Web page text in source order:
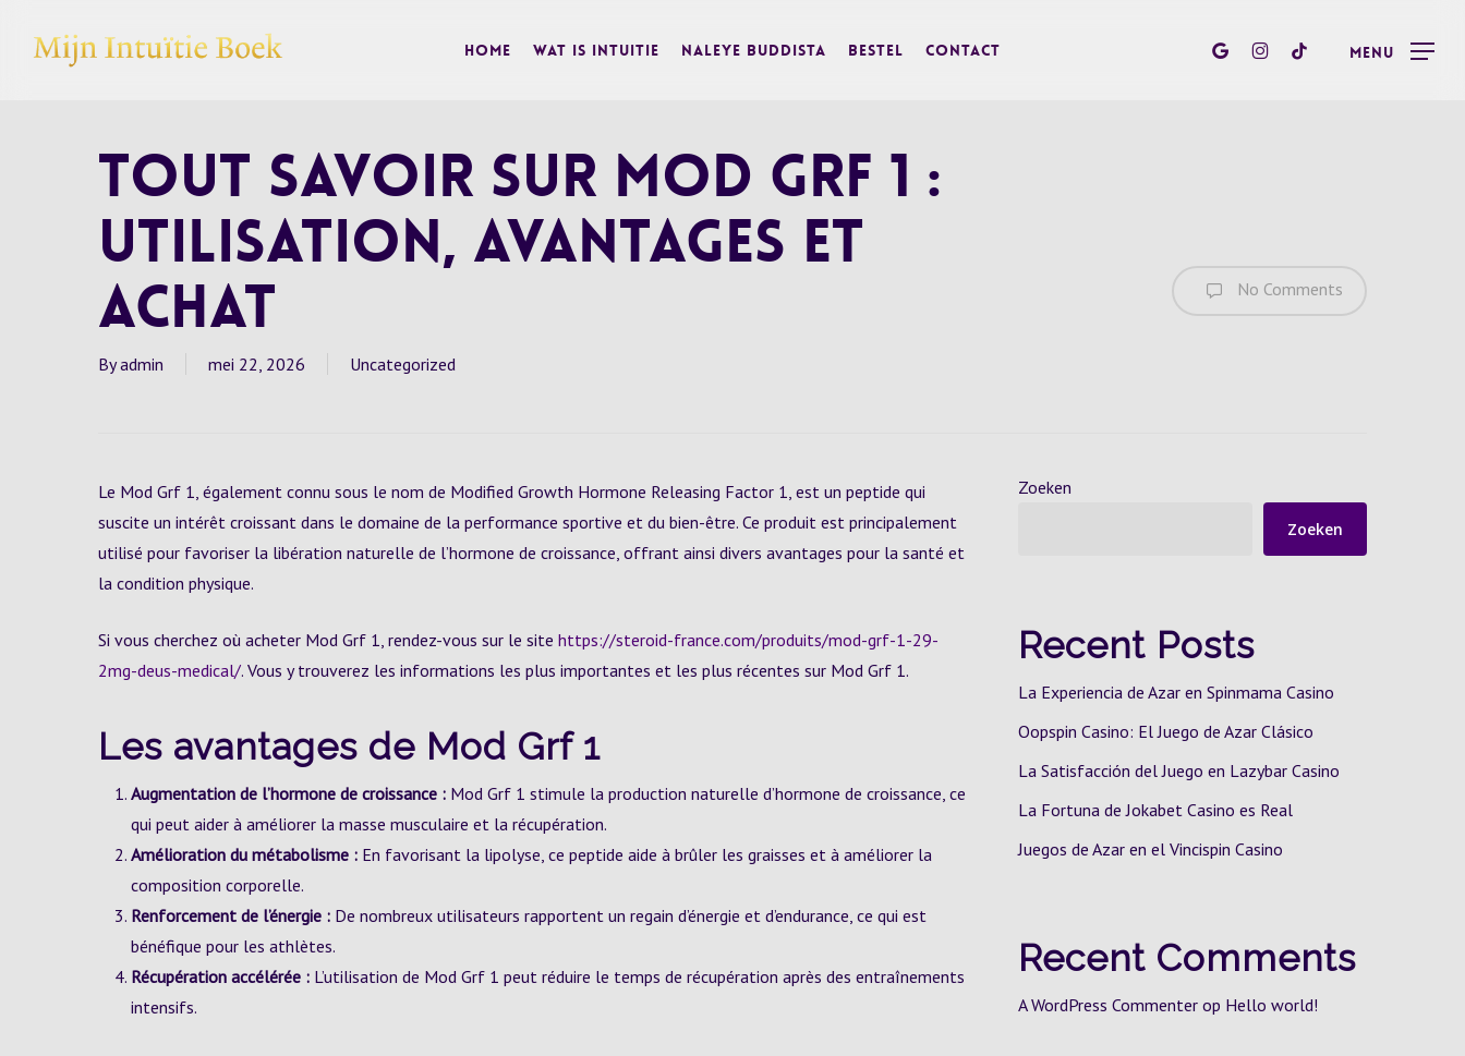
Home Wat is Intuitie Naleye Buddista BESTEL Contact
google-instagram
tiktok Menu
Tout savoir sur Mod Grf 1 :
utilisation, avantages et
achat
By admin mei 22, 2026 Uncategorized
No Comments
Le Mod Grf 1, également connu sous le nom de Modified Growth Hormone Releasing Factor 1, est un peptide qui
suscite un intérêt croissant dans le domaine de la performance sportive et du bien-être. Ce produit est principalement
utilisé pour favoriser la libération naturelle de l’hormone de croissance, offrant ainsi divers avantages pour la santé et
la condition physique.
Si vous cherchez où acheter Mod Grf 1, rendez-vous sur le site https://steroid-france.com/produits/mod-grf-1-29-
2mg-deus-medical/. Vous y trouverez les informations les plus importantes et les plus récentes sur Mod Grf 1.
Les avantages de Mod Grf 1
Augmentation de l’hormone de croissance : Mod Grf 1 stimule la production naturelle d’hormone de croissance, ce
qui peut aider à améliorer la masse musculaire et la récupération.
Amélioration du métabolisme : En favorisant la lipolyse, ce peptide aide à brûler les graisses et à améliorer la
composition corporelle.
Renforcement de l’énergie : De nombreux utilisateurs rapportent un regain d’énergie et d’endurance, ce qui est
bénéfique pour les athlètes.
Récupération accélérée : L’utilisation de Mod Grf 1 peut réduire le temps de récupération après des entraînements
intensifs.
Zoeken
Zoeken
Recent Posts
La Experiencia de Azar en Spinmama Casino
Oopspin Casino: El Juego de Azar Clásico
La Satisfacción del Juego en Lazybar Casino
La Fortuna de Jokabet Casino es Real
Juegos de Azar en el Vincispin Casino
Recent Comments
A WordPress Commenterop Hello world!